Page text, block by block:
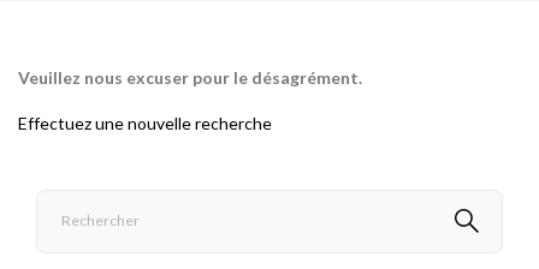
Veuillez nous excuser pour le désagrément.
Effectuez une nouvelle recherche